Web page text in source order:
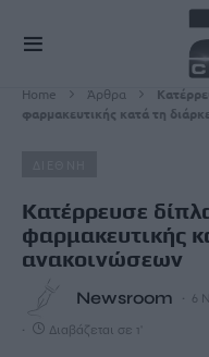
Home Άρθρα
φαρμακευτικής κατά τη
Κατέρρευσε
φαρμακευτικής
ανακοινώσεων
Newsroom 6
Διαβάζεται σε 1'